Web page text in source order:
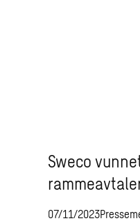
Sweco
07/11/2023